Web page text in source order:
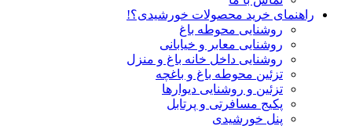
راهنمای خرید محصولات خورشیدی؟!
روشنایی محوطه باغ
روشنایی معابر و خیابانی
روشنایی داخل خانه باغ و منزل
تزئین محوطه باغ و باغچه
تزئین و روشنایی دیوارها
پکیج مسافرتی و پرتابل
پنل خورشیدی